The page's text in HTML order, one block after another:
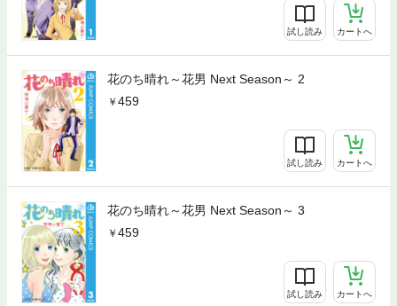
試し読み カートへ
花のち晴れ～花男 Next Season～ 2
459
試し読み カートへ
花のち晴れ～花男 Next Season～ 3
459
試し読み カートへ